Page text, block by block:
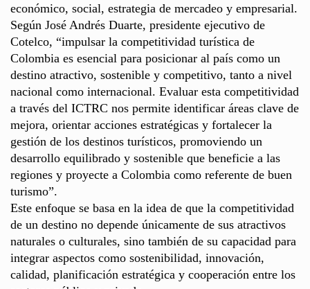
económico, social, estrategia de mercadeo y empresarial.
Según José Andrés Duarte, presidente ejecutivo de
Cotelco, “impulsar la competitividad turística de
Colombia es esencial para posicionar al país como un
destino atractivo, sostenible y competitivo, tanto a nivel
nacional como internacional. Evaluar esta competitividad
a través del ICTRC nos permite identificar áreas clave de
mejora, orientar acciones estratégicas y fortalecer la
gestión de los destinos turísticos, promoviendo un
desarrollo equilibrado y sostenible que beneficie a las
regiones y proyecte a Colombia como referente de buen
turismo”.
Este enfoque se basa en la idea de que la competitividad
de un destino no depende únicamente de sus atractivos
naturales o culturales, sino también de su capacidad para
integrar aspectos como sostenibilidad, innovación,
calidad, planificación estratégica y cooperación entre los